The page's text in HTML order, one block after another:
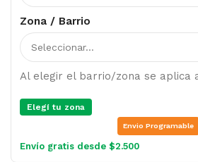
Zona / Barrio
Al elegir el barrio/zona se aplica
Elegí tu zona
Envio Programable
Envío gratis desde $2.500